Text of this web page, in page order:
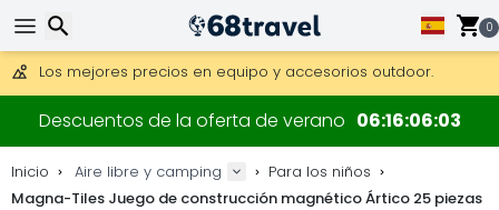
0
Consigue el envío gratuito en pedidos de más de 250 €.
Envío DHL 1 día disponible.
30 días para devoluciones, 90 días para mapas de madera
Los mejores precios en equipo y accesorios outdoor.
Descuentos de la oferta de verano 06160602
Inicio Aire libre y camping
Para los niños
Magna-Tiles Juego de construcción magnético Ártico 25 piezas
Buscar